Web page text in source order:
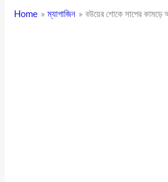
Home
ম্যাগাজিন বউয়ের শোকে সাপের কামড়ে